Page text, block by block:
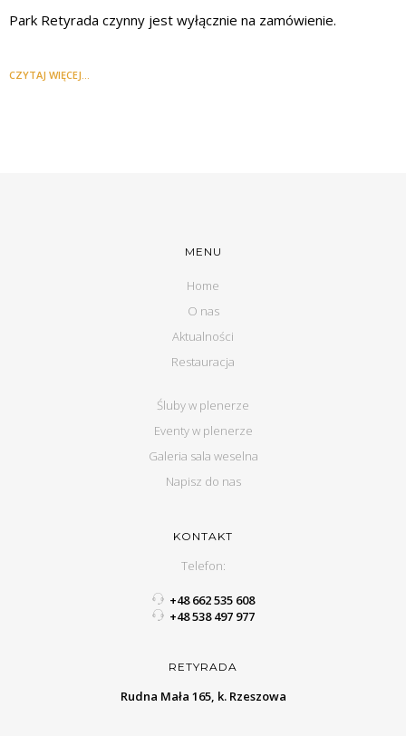
Park Retyrada czynny jest wyłącznie na zamówienie.
CZYTAJ WIĘCEJ...
MENU
Home
O nas
Aktualności
Restauracja
Śluby w plenerze
Eventy w plenerze
Galeria sala weselna
Napisz do nas
KONTAKT
Telefon:
+48 662 535 608
+48 538 497 977
RETYRADA
Rudna Mała 165, k. Rzeszowa